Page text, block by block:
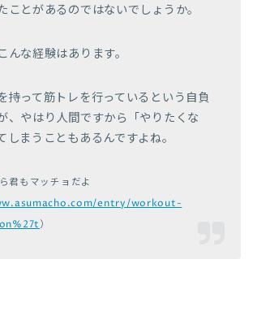
ことがあるのではないでしょうか。
んな経験はあります。
持って筋トレを行っているという自負
、やはり人間ですから「やりたくな
しまうこともあるんですよね。
君もマッチョだよ
entry/workout-
）